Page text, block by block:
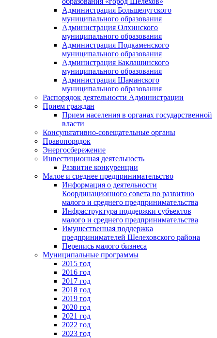
Администрация Большелугского
муниципального образования
Администрация Олхинского
муниципального образования
Администрация Подкаменского
муниципального образования
Администрация Баклашинского
муниципального образования
Администрация Шаманского
муниципального образования
Распорядок деятельности Администрации
Прием граждан
Прием населения в органах государственной
власти
Консультативно-совещательные органы
Правопорядок
Энергосбережение
Инвестиционная деятельность
Развитие конкуренции
Малое и среднее предпринимательство
Информация о деятельности
Координационного совета по развитию
малого и среднего предпринимательства
Инфраструктура поддержки субъектов
малого и среднего предпринимательства
Имущественная поддержка
предпринимателей Шелеховского района
Перепись малого бизнеса
Муниципальные программы
2015 год
2016 год
2017 год
2018 год
2019 год
2020 год
2021 год
2022 год
2023 год